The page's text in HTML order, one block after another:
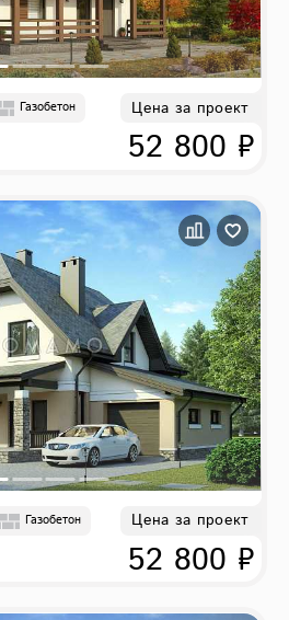
Газобетон Цена за проект
52 800 ₽
Газобетон Цена за проект
52 800 ₽